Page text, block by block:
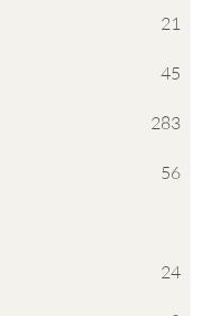
21
45
283
56
24